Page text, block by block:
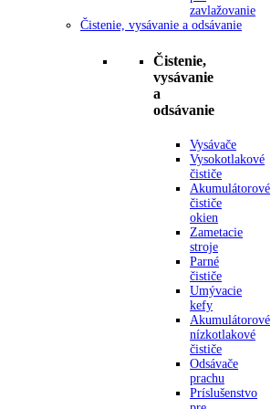
zavlažovanie
Čistenie, vysávanie a odsávanie
Čistenie,
vysávanie
a
odsávanie
Vysávače
Vysokotlakové
čističe
Akumulátorové
čističe
okien
Zametacie
stroje
Parné
čističe
Umývacie
kefy
Akumulátorové
nízkotlakové
čističe
Odsávače
prachu
Príslušenstvo